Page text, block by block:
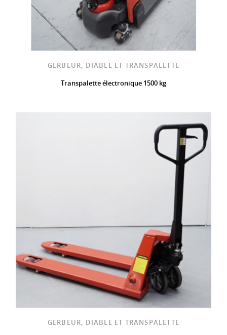
GERBEUR, DIABLE ET TRANSPALETTE
Transpalette électronique 1500 kg
GERBEUR, DIABLE ET TRANSPALETTE